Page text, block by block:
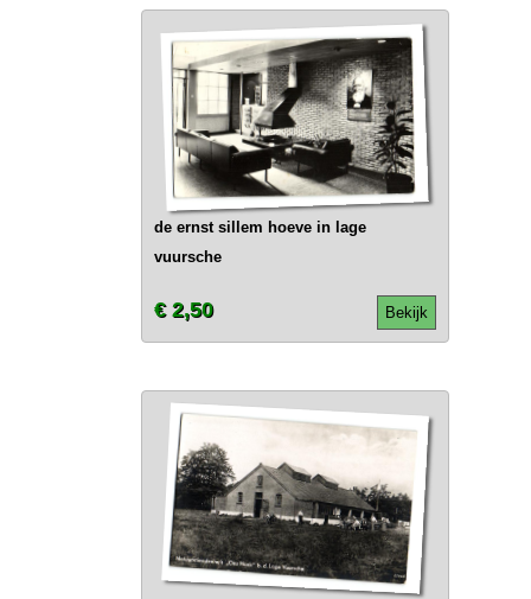
de ernst sillem hoeve in lage
vuursche
Bekijk
€ 2,50